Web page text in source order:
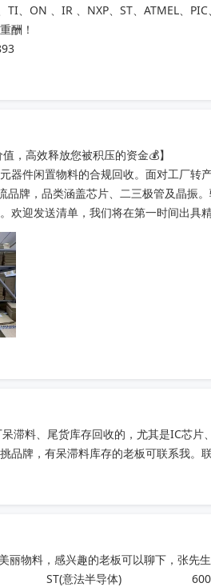
TI、ON 、IR 、NXP、ST、ATMEL、
酬！
器件闲置物料的合规回收。面对工厂转
品牌，品类涵盖芯片、二三极管及晶振
欢迎发送清单，我们将在第一时间出具
滞料、尾货库存回收的，尤其是IC芯
品牌，有呆滞料库存的老板可联系我。
丽物料，感兴趣的老板可以聊下，张先
ST(意法半导体)